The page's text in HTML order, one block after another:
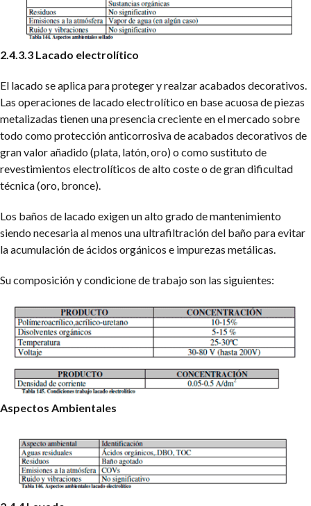
2.4.3.3 Lacado electrolítico
El lacado se aplica para proteger y realzar acabados decorativos.
Las operaciones de lacado electrolítico en base acuosa de piezas
metalizadas tienen una presencia creciente en el mercado sobre
todo como protección anticorrosiva de acabados decorativos de
gran valor añadido (plata, latón, oro) o como sustituto de
revestimientos electrolíticos de alto coste o de gran dificultad
técnica (oro, bronce).
Los baños de lacado exigen un alto grado de mantenimiento
siendo necesaria al menos una ultrafiltración del baño para evitar
la acumulación de ácidos orgánicos e impurezas metálicas.
Su composición y condicione de trabajo son las siguientes:
Aspectos Ambientales